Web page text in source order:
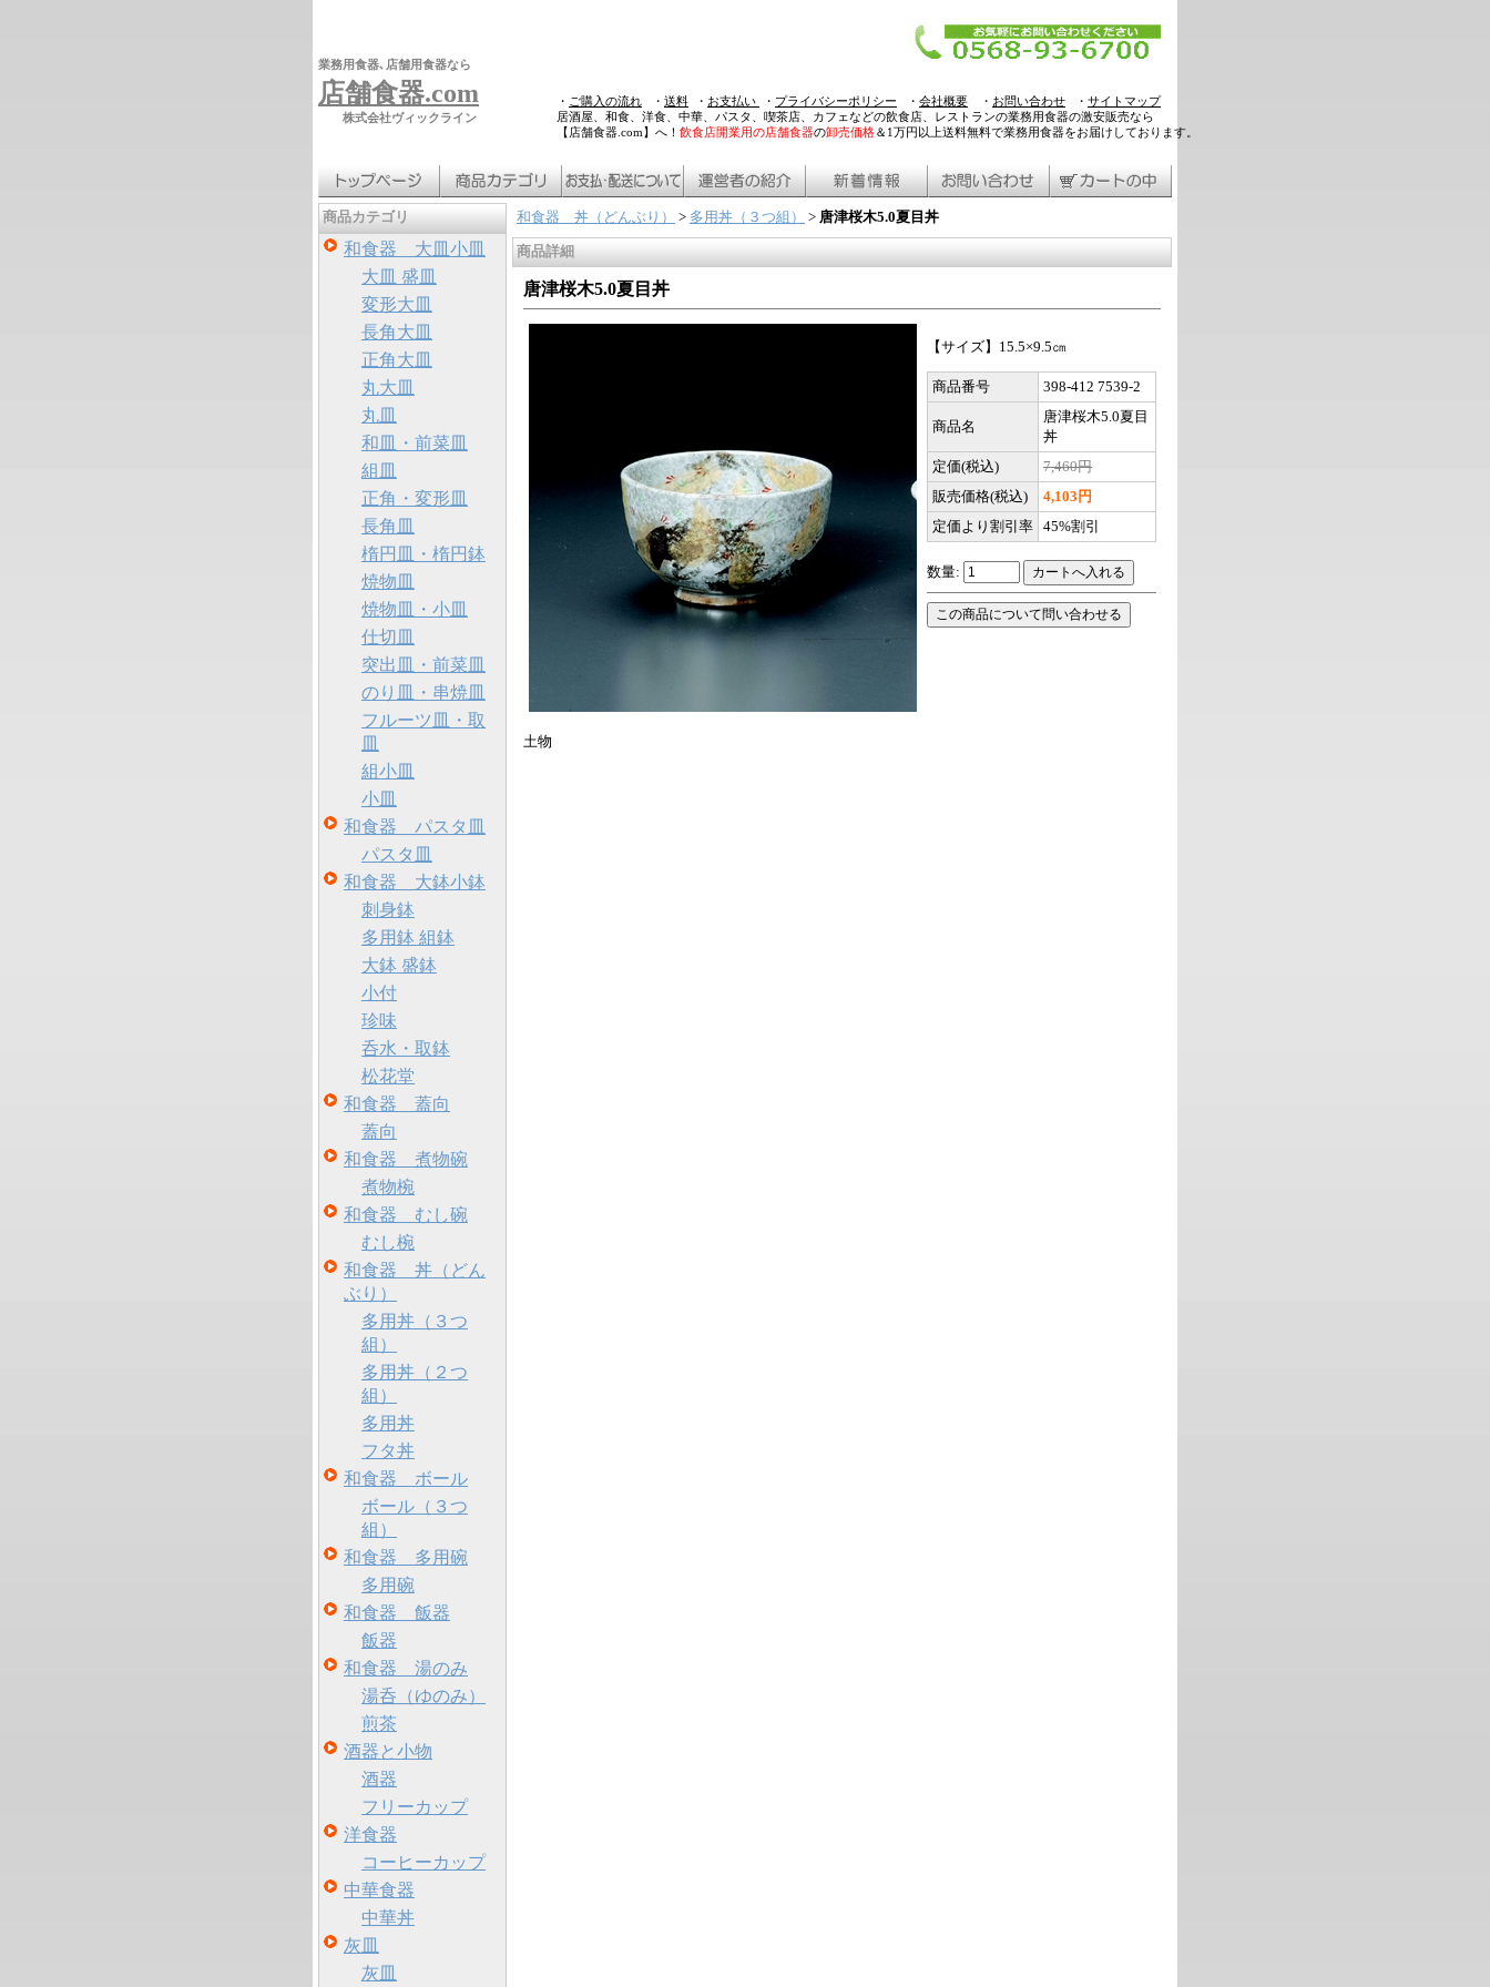
業務用食器､店舗用食器なら
店舗食器.com
株式会社ヴィックライン
・ ご購入の流れ ・ 送料 ・ お支払い ・ プライバシーポリシー ・ 会社概要 ・ お問い合わせ ・ サイトマップ
居酒屋、和食、洋食、中華、パスタ、喫茶店、カフェなどの飲食店、レストランの業務用食器の激安販売なら
【店舗食器.com】へ！ 飲食店開業用の店舗食器の卸売価格＆1万円以上送料無料で業務用食器をお届けしております。
商品カテゴリ
和食器 大皿小皿
大皿 盛皿
変形大皿
長角大皿
正角大皿
丸大皿
丸皿
和皿・前菜皿
組皿
正角・変形皿
長角皿
楕円皿・楕円鉢
焼物皿
焼物皿・小皿
仕切皿
突出皿・前菜皿
のり皿・串焼皿
フルーツ皿・取
皿
組小皿
小皿
和食器 パスタ皿
パスタ皿
和食器 大鉢小鉢
刺身鉢
多用鉢 組鉢
大鉢 盛鉢
小付
珍味
呑水・取鉢
松花堂
和食器 蓋向
蓋向
和食器 煮物碗
煮物椀
和食器 むし碗
むし椀
和食器 丼（どん
ぶり）
多用丼（３つ
組）
多用丼（２つ
組）
多用丼
フタ丼
和食器 ボール
ボール（３つ
組）
和食器 多用碗
多用碗
和食器 飯器
飯器
和食器 湯のみ
湯呑（ゆのみ）
煎茶
酒器と小物
酒器
フリーカップ
洋食器
コーヒーカップ
中華食器
中華丼
灰皿
灰皿
和食器 丼（どんぶり） > 多用丼（３つ組） > 唐津桜木5.0夏目丼
商品詳細
唐津桜木5.0夏目丼
【サイズ】15.5×9.5㎝
商品番号 398-412 7539-2
商品名
唐津桜木5.0夏目
丼
定価(税込)
7,460円
販売価格(税込)
4,103円
定価より割引率 45%割引
数量:
土物